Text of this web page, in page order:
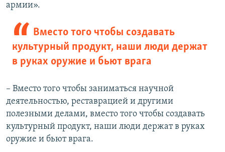
армии».
Вместо того чтобы создавать
культурный продукт, наши люди держат
в руках оружие и бьют врага
– Вместо того чтобы заниматься научной
деятельностью, реставрацией и другими
полезными делами, вместо того чтобы создавать
культурный продукт, наши люди держат в руках
оружие и бьют врага.